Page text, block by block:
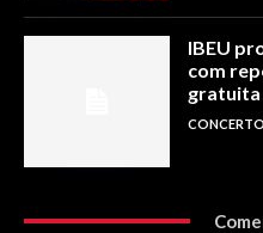
IBEU
com
gratuita